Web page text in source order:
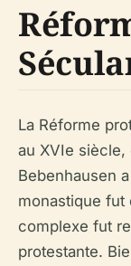
La Réforme
au XVIe siècle,
Bebenhausen
monastique fut
complexe fut
protestante.